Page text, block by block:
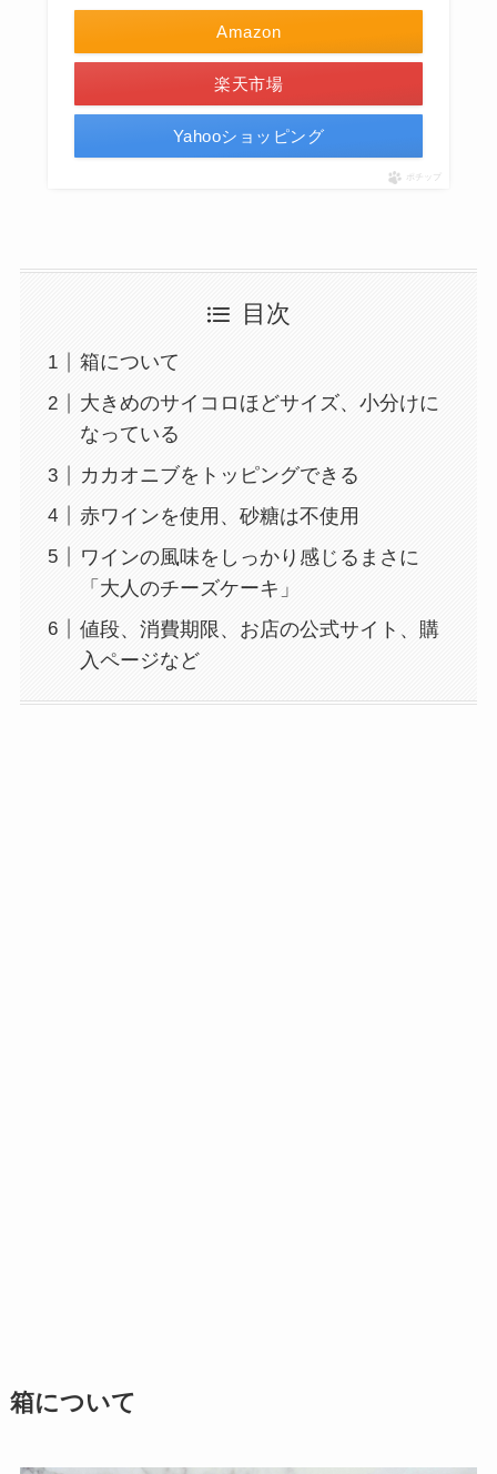
Amazon
楽天市場
Yahooショッピング
ポチップ
目次
箱について
大きめのサイコロほどサイズ、小分けに
なっている
カカオニブをトッピングできる
赤ワインを使用、砂糖は不使用
ワインの風味をしっかり感じるまさに
「大人のチーズケーキ」
値段、消費期限、お店の公式サイト、購
入ページなど
箱について